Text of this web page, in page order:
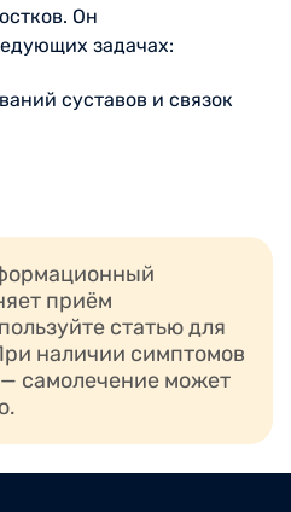
Он
задачах:
суставов и связок
мероприятий
когда
следующие
к детскому
приём
статью для
наличии симптомов
самолечение может